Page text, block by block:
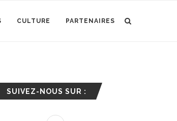
CULTURE PARTENAIRES
SUIVEZ-NOUS SUR :